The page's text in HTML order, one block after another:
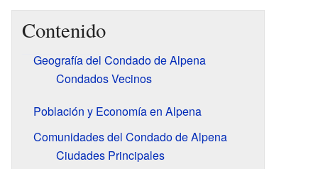
Contenido
Geografía del Condado de Alpena
Condados Vecinos
Población y Economía en Alpena
Comunidades del Condado de Alpena
Ciudades Principales